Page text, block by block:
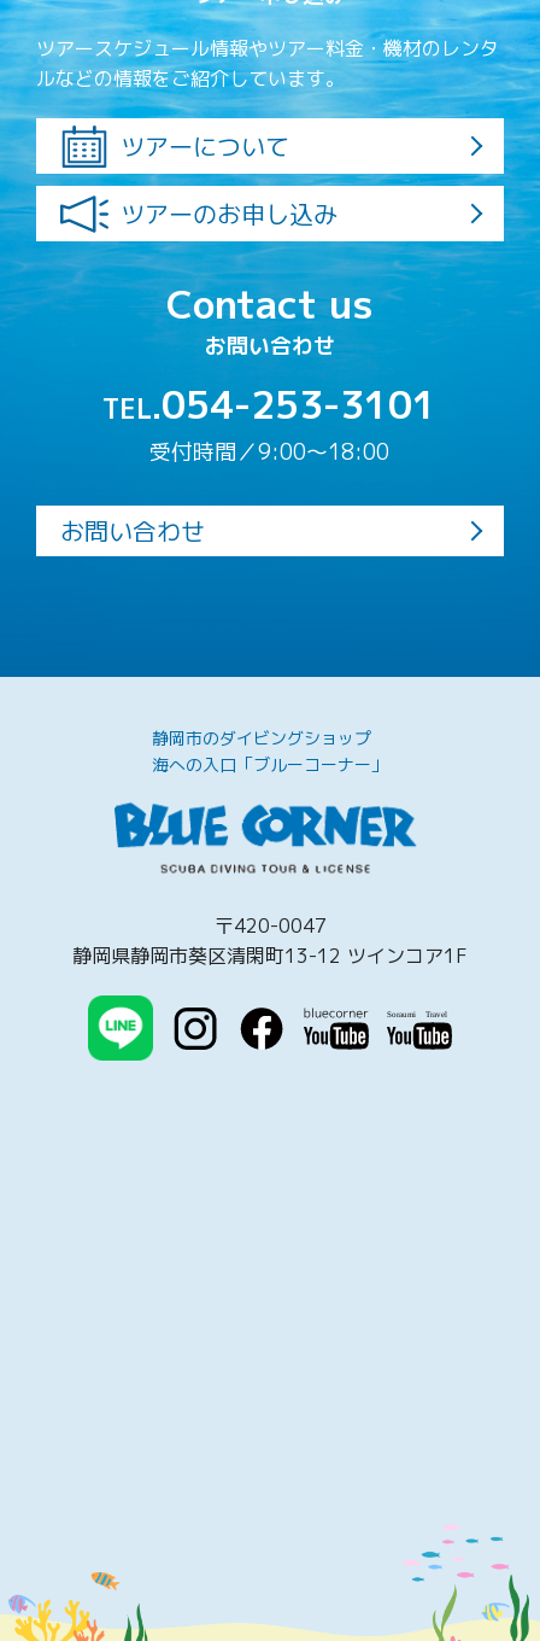
ツアースケジュール情報やツアー料金・機材のレンタ
ルなどの情報をご紹介しています。
ツアーについて
ツアーのお申し込み
Contact us
お問い合わせ
TEL.054-253-3101
受付時間／9:00〜18:00
お問い合わせ
静岡市のダイビングショップ
海への入口「ブルーコーナー」
〒420-0047
静岡県静岡市葵区清閑町13-12 ツインコア1F